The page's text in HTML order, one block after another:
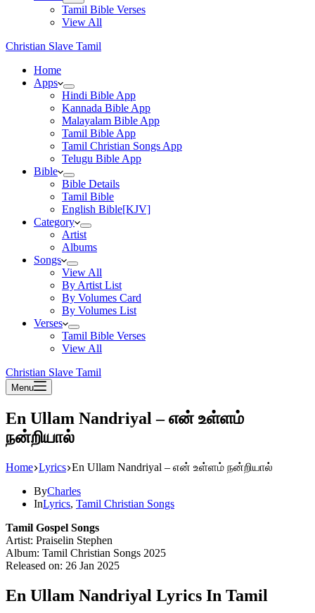
Tamil Bible Verses
View All
Christian Slave Tamil
Home
Apps
Hindi Bible App
Kannada Bible App
Malayalam Bible App
Tamil Bible App
Tamil Christian Songs App
Telugu Bible App
Bible
Bible Details
Tamil Bible
English Bible[KJV]
Category
Artist
Albums
Songs
View All
By Artist List
By Volumes Card
By Volumes List
Verses
Tamil Bible Verses
View All
Christian Slave Tamil
Menu
En Ullam Nandriyal – என் உள்ளம்
நன்றியால்
Home Lyrics En Ullam Nandriyal – என் உள்ளம் நன்றியால்
ByCharles
InLyrics, Tamil Christian Songs
Tamil Gospel Songs
Artist: Praiselin Stephen
Album: Tamil Christian Songs 2025
Released on: 26 Jan 2025
En Ullam Nandriyal Lyrics In Tamil